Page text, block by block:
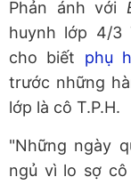
Phản ánh với
huynh lớp 4/3
cho biết phụ
trước những
lớp là cô T.P.H.
"Những ngày
ngủ vì lo sợ